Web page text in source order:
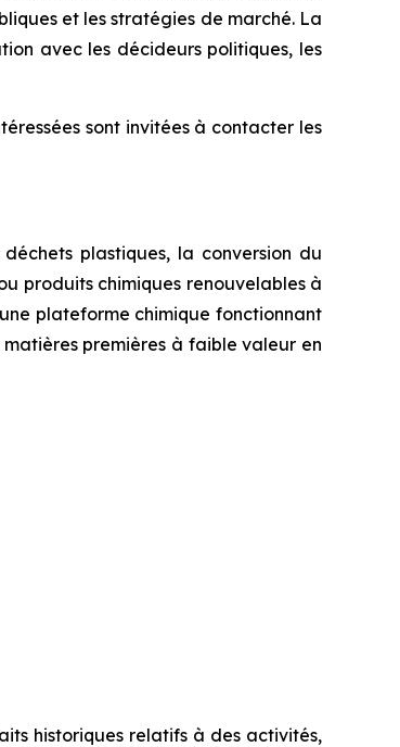
et les stratégies de marché. La
avec les décideurs politiques, les
sont invitées à contacter les
plastiques, la conversion du
produits chimiques renouvelables à
plateforme chimique fonctionnant
premières à faible valeur en
historiques relatifs à des activités,